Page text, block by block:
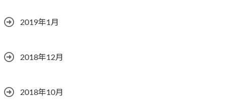
2019年1月
2018年12月
2018年10月